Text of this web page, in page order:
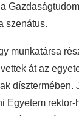
szenátus.
munkatársa
át az
dísztermében.
Egyetem